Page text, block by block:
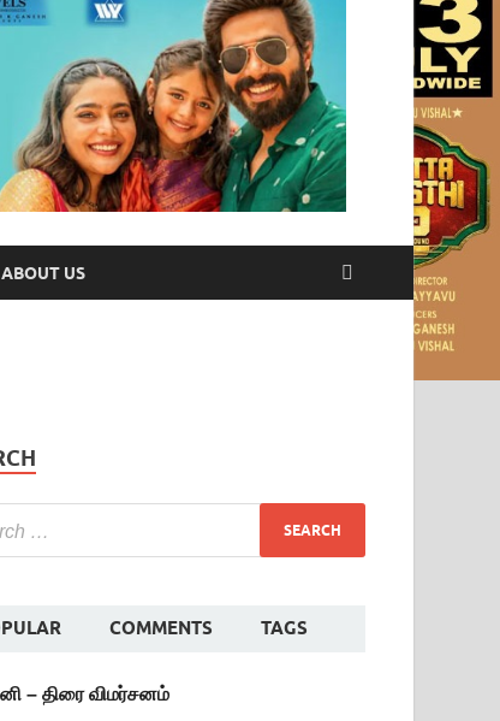
ABOUT US
COMMENTS TAGS
– திரை விமர்சனம்